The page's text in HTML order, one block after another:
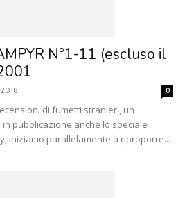
N°1-11 (escluso il
0
di fumetti stranieri, un
pubblicazione anche lo speciale
iniziamo parallelamente a riproporre...